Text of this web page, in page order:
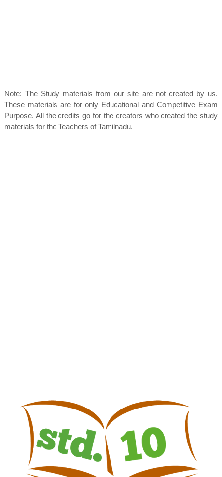
Note: The Study materials from our site are not created by us.
These materials are for only Educational and Competitive Exam
Purpose. All the credits go for the creators who created the study
materials for the Teachers of Tamilnadu.